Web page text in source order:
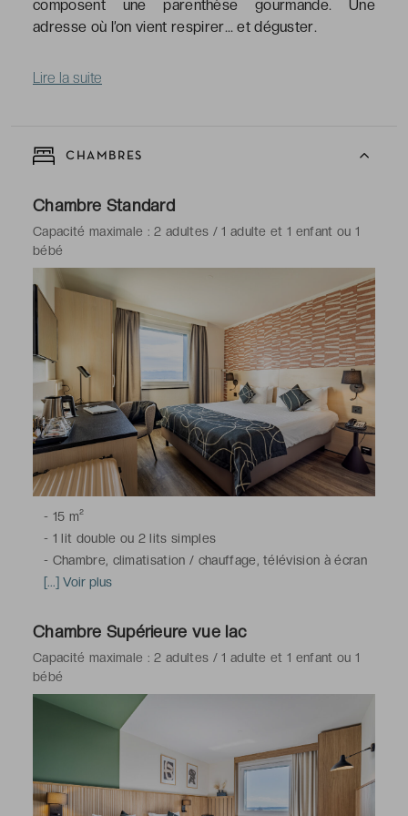
composent une parenthèse gourmande. Une
adresse où l’on vient respirer… et déguster.
Lire la suite
CHAMBRES
Chambre Standard
Capacité maximale : 2 adultes / 1 adulte et 1 enfant ou 1
bébé
- 15 m²
- 1 lit double ou 2 lits simples
- Chambre, climatisation / chauffage, télévision à écran
plat avec chaînes satellite, téléphone, bureau, coffre-
Fi
sèche-cheveux, articles de toilette gratuits
[...] Voir plus
Chambre Supérieure vue lac
Capacité maximale : 2 adultes / 1 adulte et 1 enfant ou 1
bébé